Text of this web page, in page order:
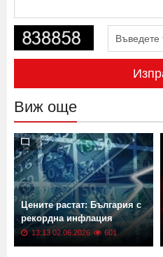
Виж още
Цените растат: България с
рекордна инфлация
13:13 02.06.2026 601